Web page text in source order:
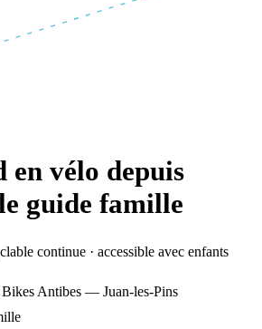
vélo depuis
guide famille
continue · accessible avec enfants
Antibes — Juan-les-Pins